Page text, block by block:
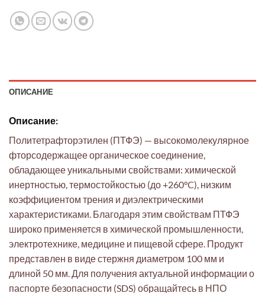
ОПИСАНИЕ
Описание:
Политетрафторэтилен (ПТФЭ) — высокомолекулярное
фторсодержащее органическое соединение,
обладающее уникальными свойствами: химической
инертностью, термостойкостью (до +260°C), низким
коэффициентом трения и диэлектрическими
характеристиками. Благодаря этим свойствам ПТФЭ
широко применяется в химической промышленности,
электротехнике, медицине и пищевой сфере. Продукт
представлен в виде стержня диаметром 100 мм и
длиной 50 мм. Для получения актуальной информации о
паспорте безопасности (SDS) обращайтесь в НПО